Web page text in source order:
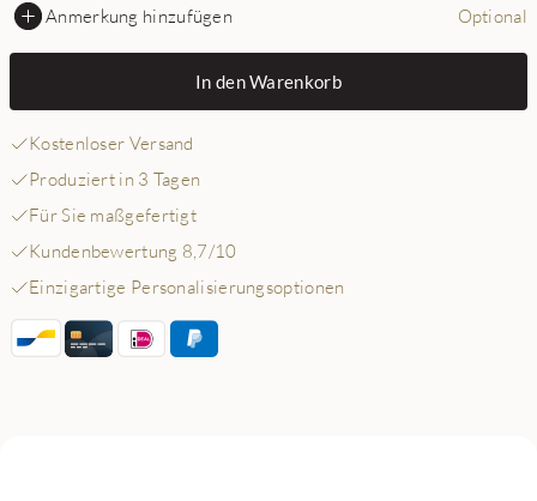
Anmerkung hinzufügen Optional
In den Warenkorb
Kostenloser Versand
Produziert in 3 Tagen
Für Sie maßgefertigt
Kundenbewertung 8,7/10
Einzigartige Personalisierungsoptionen